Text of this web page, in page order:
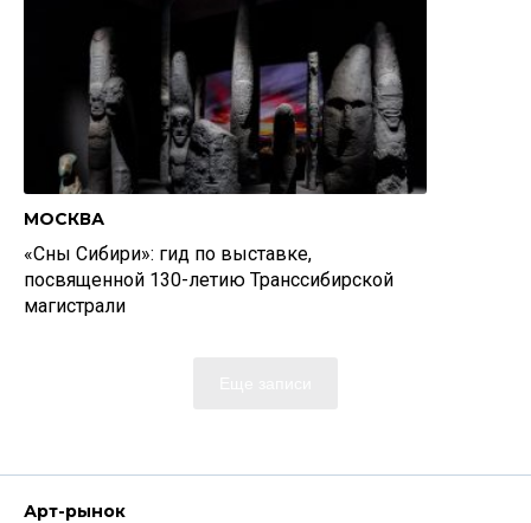
МОСКВА
«Сны Сибири»: гид по выставке,
посвященной 130-летию Транссибирской
магистрали
Арт-рынок